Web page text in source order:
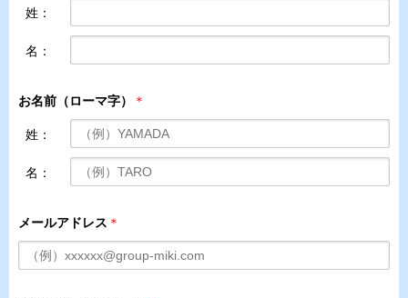
姓：
名：
お名前（ローマ字） ＊
姓：
名：
メールアドレス ＊